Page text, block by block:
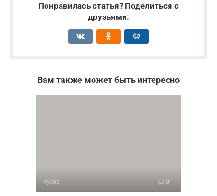
Понравилась статья? Поделиться с
друзьями:
Вам также может быть интересно
Кузов 0